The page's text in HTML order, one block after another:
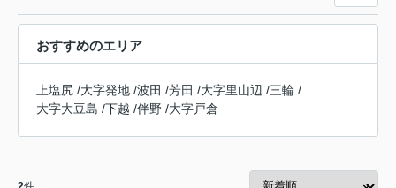
おすすめのエリア
上塩尻 /大字発地 /波田 /芳田 /大字里山辺 /三輪 /
大字大豆島 /下越 /伴野 /大字戸倉